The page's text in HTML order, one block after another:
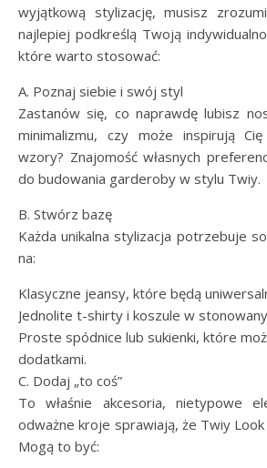
wyjątkową stylizację, musisz
najlepiej podkreślą Twoją
które warto stosować:
A. Poznaj siebie i swój styl
Zastanów się, co naprawdę lubisz
minimalizmu, czy może inspirują
wzory? Znajomość własnych
do budowania garderoby w stylu Twiy.
B. Stwórz bazę
Każda unikalna stylizacja potrzebuje
na:
Klasyczne jeansy, które będą
Jednolite t-shirty i koszule w
Proste spódnice lub sukienki, które
dodatkami.
C. Dodaj „to coś”
To właśnie akcesoria, nietypowe
odważne kroje sprawiają, że Twiy
Mogą to być: